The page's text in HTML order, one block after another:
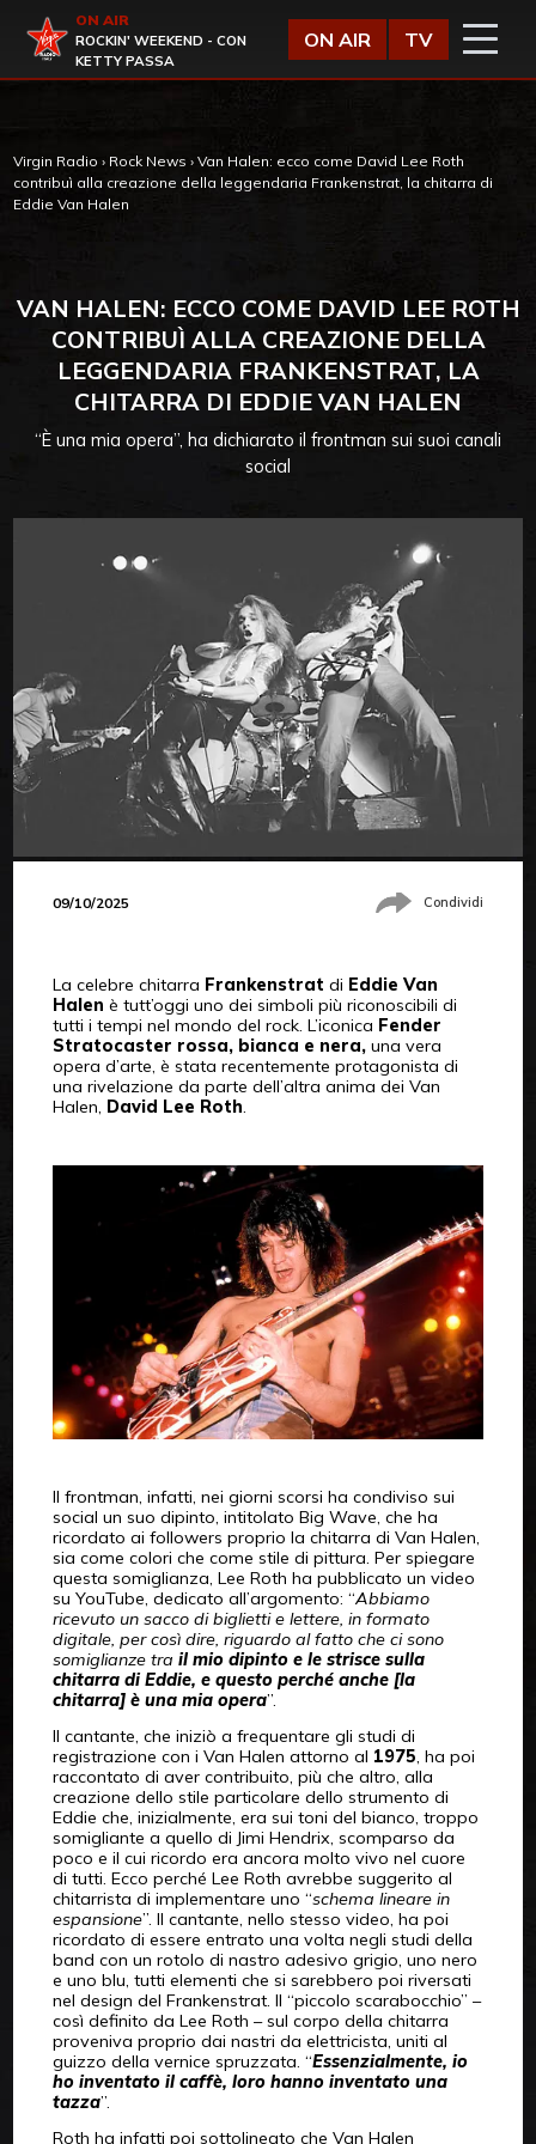
Virgin Radio
ON AIR
ROCKIN' WEEKEND - CON
KETTY PASSA
ON AIR TV
Virgin Radio › Rock News › Van Halen: ecco come David Lee Roth
contribuì alla creazione della leggendaria Frankenstrat, la chitarra di
Eddie Van Halen
VAN HALEN: ECCO COME DAVID LEE ROTH
CONTRIBUÌ ALLA CREAZIONE DELLA
LEGGENDARIA FRANKENSTRAT, LA
CHITARRA DI EDDIE VAN HALEN
“È una mia opera”, ha dichiarato il frontman sui suoi canali
social
09/10/2025 Condividi
La celebre chitarra Frankenstrat di Eddie Van
Halen è tutt’oggi uno dei simboli più riconoscibili di
tutti i tempi nel mondo del rock. L’iconica Fender
Stratocaster rossa, bianca e nera,una vera
opera d’arte, è stata recentemente protagonista di
una rivelazione da parte dell’altra anima dei Van
Halen, David Lee Roth
Il frontman, infatti, nei giorni scorsi ha condiviso sui
social un suo dipinto, intitolato Big Wave, che ha
ricordato ai followers proprio la chitarra di Van Halen,
sia come colori che come stile di pittura. Per spiegare
questa somiglianza, Lee Roth ha pubblicato un video
su YouTube, dedicato all’argomento: “Abbiamo
ricevuto un sacco di biglietti e lettere, in formato
digitale, per così dire, riguardo al fatto che ci sono
somiglianze tra il mio dipinto e le strisce sulla
chitarra di Eddie, e questo perché anche [la
chitarra] è una mia opera”.
Il cantante, che iniziò a frequentare gli studi di
registrazione con i Van Halen attorno al 1975, ha poi
raccontato di aver contribuito, più che altro, alla
creazione dello stile particolare dello strumento di
Eddie che, inizialmente, era sui toni del bianco, troppo
somigliante a quello di Jimi Hendrix, scomparso da
poco e il cui ricordo era ancora molto vivo nel cuore
di tutti. Ecco perché Lee Roth avrebbe suggerito al
chitarrista di implementare uno “schema lineare in
espansione”. Il cantante, nello stesso video, ha poi
ricordato di essere entrato una volta negli studi della
band con un rotolo di nastro adesivo grigio, uno nero
e uno blu, tutti elementi che si sarebbero poi riversati
nel design del Frankenstrat. Il “piccolo scarabocchio” –
così definito da Lee Roth – sul corpo della chitarra
proveniva proprio dai nastri da elettricista, uniti al
guizzo della vernice spruzzata. “Essenzialmente, io
ho inventato il caffè, loro hanno inventato una
tazza”.
Roth ha infatti poi sottolineato che Van Halen